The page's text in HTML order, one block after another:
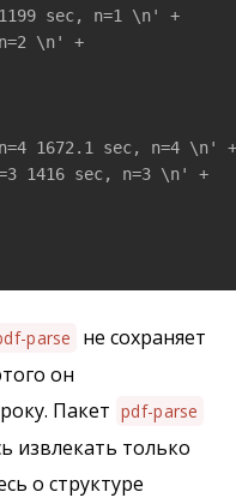
sec, n=1 \n' +
\n' +
1672.1 sec, n=4 \n' +
1416 sec, n=3 \n' +
parse
не сохраняет
он
Пакет pdf-parse
извлекать только
о структуре